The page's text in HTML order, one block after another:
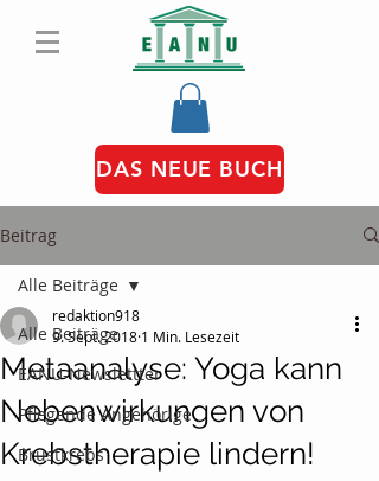
DAS NEUE BUCH
Beitrag
Alle Beiträge
EANU-Newslettter
Pflegende Angehörige
Brustkrebs
Alle Beiträge
Metaanalyse: Yoga kann
Nebenwirkungen von
Krebstherapie lindern!
redaktion918
9. Sept. 2018 1 Min. Lesezeit